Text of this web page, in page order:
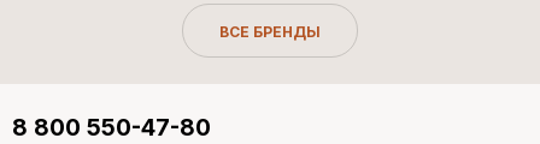
ВСЕ БРЕНДЫ
8 800 550-47-80